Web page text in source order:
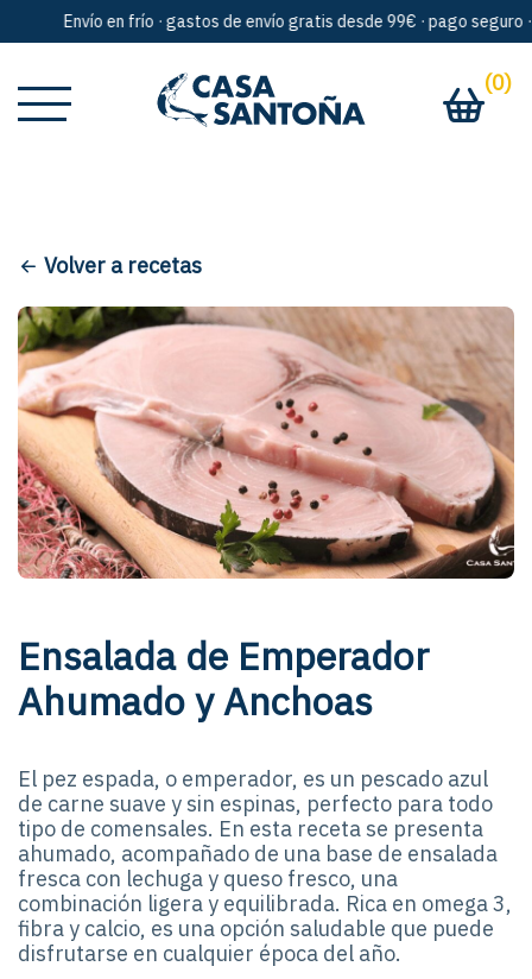
Envío en frío · gastos de envío gratis desde 99€ · pago seguro ·
(0)
Volver a recetas
Ensalada de Emperador
Ahumado y Anchoas
El pez espada, o emperador, es un pescado azul
de carne suave y sin espinas, perfecto para todo
tipo de comensales. En esta receta se presenta
ahumado, acompañado de una base de ensalada
fresca con lechuga y queso fresco, una
combinación ligera y equilibrada. Rica en omega 3,
fibra y calcio, es una opción saludable que puede
disfrutarse en cualquier época del año.